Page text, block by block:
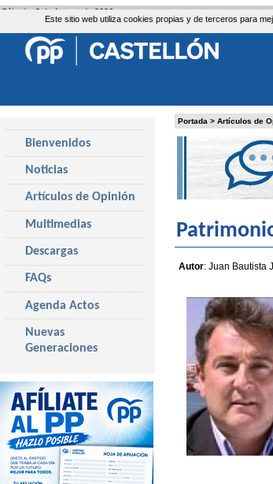
Este sitio web utiliza cookies propias y de terceros para
Portada > Artículos de
Autor: Juan Bautista
Bienvenidos
Noticias
Artículos de Opinión
Multimedias
Descargas
FAQs
Agenda Actos
Nuevas
Generaciones
Sábado, 8 de Agosto de 2026